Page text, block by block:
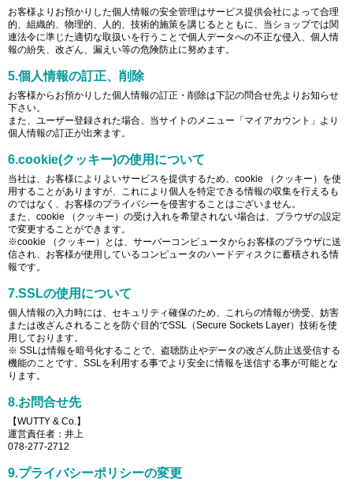
お客様よりお預かりした個人情報の安全管理はサービス提供会社によって合理
的、組織的、物理的、人的、技術的施策を講じるとともに、当ショップでは関
連法令に準じた適切な取扱いを行うことで個人データへの不正な侵入、個人情
報の紛失、改ざん、漏えい等の危険防止に努めます。
5.個人情報の訂正、削除
お客様からお預かりした個人情報の訂正・削除は下記の問合せ先よりお知らせ
下さい。
また、ユーザー登録された場合、当サイトのメニュー「マイアカウント」より
個人情報の訂正が出来ます。
6.cookie(クッキー)の使用について
当社は、お客様によりよいサービスを提供するため、cookie （クッキー）を使
用することがありますが、これにより個人を特定できる情報の収集を行えるも
のではなく、お客様のプライバシーを侵害することはございません。
また、cookie （クッキー）の受け入れを希望されない場合は、ブラウザの設定
で変更することができます。
※cookie （クッキー）とは、サーバーコンピュータからお客様のブラウザに送
信され、お客様が使用しているコンピュータのハードディスクに蓄積される情
報です。
7.SSLの使用について
個人情報の入力時には、セキュリティ確保のため、これらの情報が傍受、妨害
または改ざんされることを防ぐ目的でSSL（Secure Sockets Layer）技術を使
用しております。
※ SSLは情報を暗号化することで、盗聴防止やデータの改ざん防止送受信する
機能のことです。SSLを利用する事でより安全に情報を送信する事が可能とな
ります。
8.お問合せ先
【WUTTY & Co.】
運営責任者：井上
078-277-2712
9.プライバシーポリシーの変更